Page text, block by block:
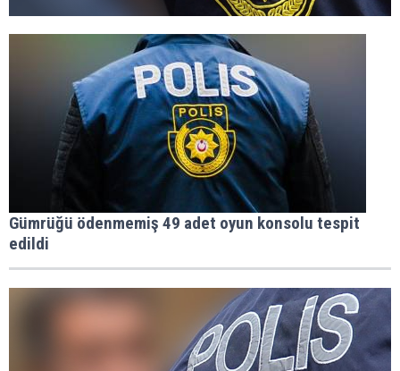
Gümrüğü ödenmemiş 49 adet oyun konsolu tespit
edildi